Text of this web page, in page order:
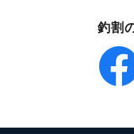
釣割